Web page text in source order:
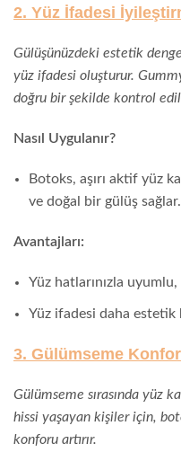
2. Yüz İfadesi
Gülüşünüzdeki estetik
yüz ifadesi oluşturur.
doğru bir şekilde kontrol
Nasıl Uygulanır?
Botoks, aşırı aktif yüz
ve doğal bir gülüş sağlar.
Avantajları:
Yüz hatlarınızla
Yüz ifadesi daha estetik
3. Gülümseme
Gülümseme sırasında yüz
hissi yaşayan kişiler için,
konforu artırır.